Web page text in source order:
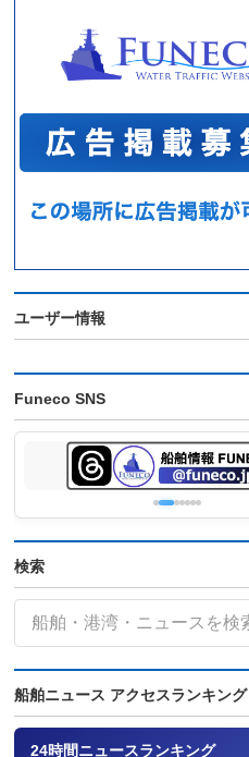
ユーザー情報
Funeco SNS
検索
船舶ニュース アクセスランキング
24時間ニュースランキング